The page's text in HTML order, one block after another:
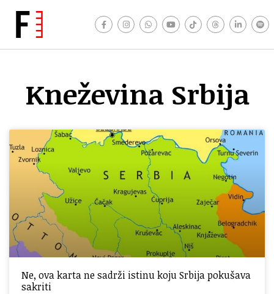
Kneževina Srbija
Ne, ova karta ne sadrži istinu koju Srbija pokušava
sakriti